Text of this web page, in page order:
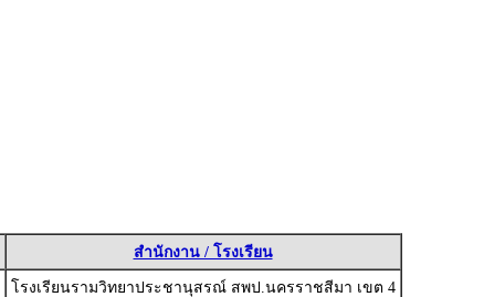
สำนักงาน / โรงเรียน
โรงเรียนรามวิทยาประชานุสรณ์ สพป.นครราชสีมา เขต 4